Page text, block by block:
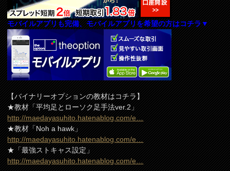
モバイルアプリも完備、モバイルアプリを希望の方はコチラ▼
【バイナリーオプションの教材はコチラ】
★教材「平均足とローソク足手法ver.2」
http://maedayasuhito.hatenablog.com/e…
★教材「Noh a hawk」
http://maedayasuhito.hatenablog.com/e…
★「最強ストキャス設定」
http://maedayasuhito.hatenablog.com/e…